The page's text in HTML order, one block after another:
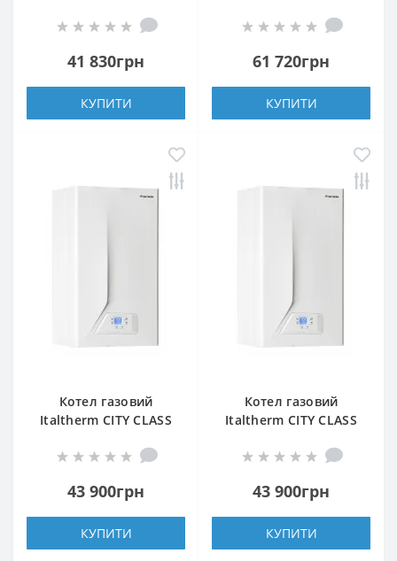
41 830грн
КУПИТИ
61 720грн
КУПИТИ
Котел газовий
Italtherm CITY CLASS
43 900грн
КУПИТИ
Котел газовий
Italtherm CITY CLASS
43 900грн
КУПИТИ